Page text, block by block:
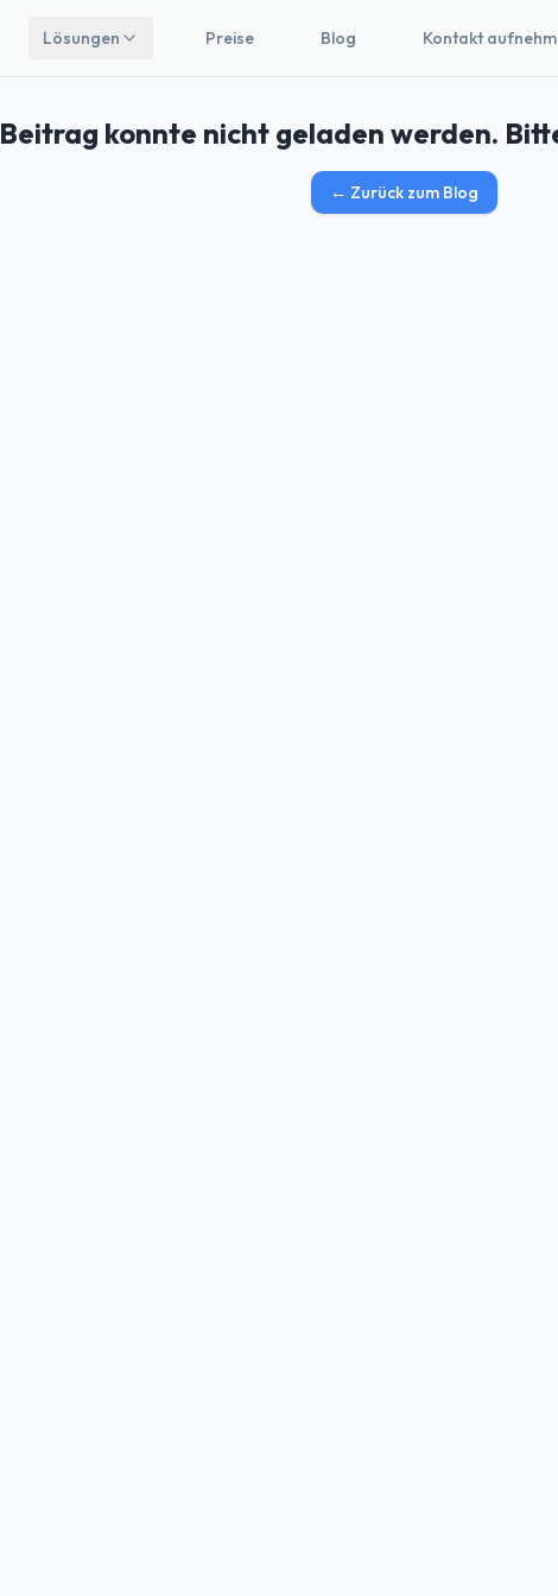
Lösungen Preise Blog Kontakt
Beitrag konnte nicht geladen werden.
← Zurück zum Blog